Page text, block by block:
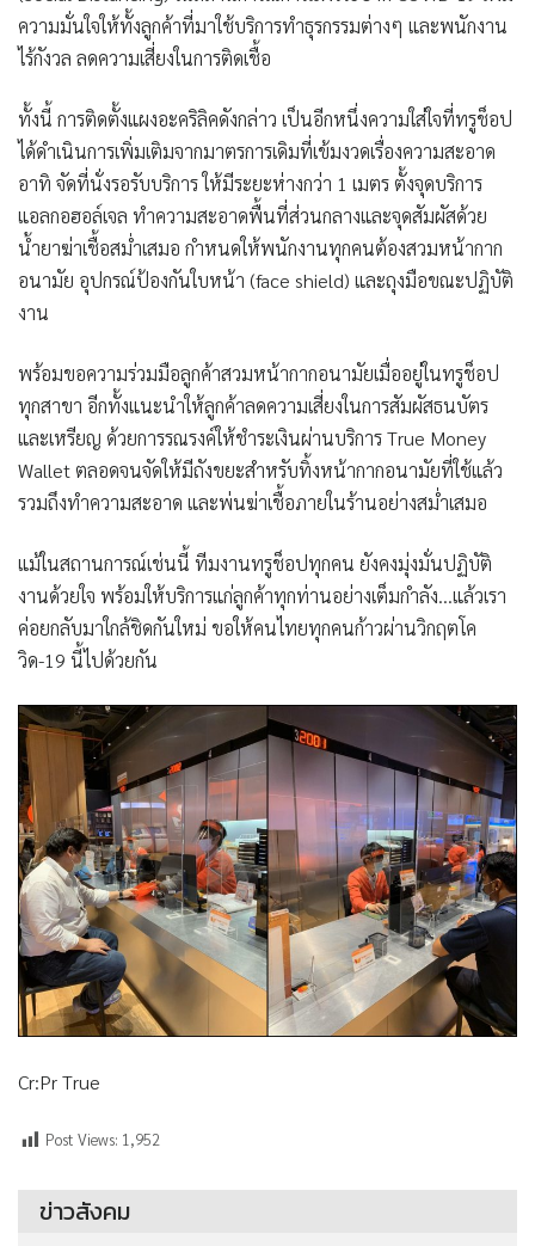
ความมั่นใจให้ทั้งลูกค้าที่มาใช้บริการทำธุรกรรมต่างๆ และพนักงาน
ไร้กังวล ลดความเสี่ยงในการติดเชื้อ
ทั้งนี้ การติดตั้งแผงอะคริลิคดังกล่าว เป็นอีกหนึ่งความใส่ใจที่ทรูช็อป
ได้ดำเนินการเพิ่มเติมจากมาตรการเดิมที่เข้มงวดเรื่องความสะอาด
อาทิ จัดที่นั่งรอรับบริการ ให้มีระยะห่างกว่า 1 เมตร ตั้งจุดบริการ
แอลกอฮอล์เจล ทำความสะอาดพื้นที่ส่วนกลางและจุดสัมผัสด้วย
น้ำยาฆ่าเชื้อสม่ำเสมอ กำหนดให้พนักงานทุกคนต้องสวมหน้ากาก
อนามัย อุปกรณ์ป้องกันใบหน้า (face shield) และถุงมือขณะปฏิบัติ
งาน
พร้อมขอความร่วมมือลูกค้าสวมหน้ากากอนามัยเมื่ออยู่ในทรูช็อป
ทุกสาขา อีกทั้งแนะนำให้ลูกค้าลดความเสี่ยงในการสัมผัสธนบัตร
และเหรียญ ด้วยการรณรงค์ให้ชำระเงินผ่านบริการ True Money
Wallet ตลอดจนจัดให้มีถังขยะสำหรับทิ้งหน้ากากอนามัยที่ใช้แล้ว
รวมถึงทำความสะอาด และพ่นฆ่าเชื้อภายในร้านอย่างสม่ำเสมอ
แม้ในสถานการณ์เช่นนี้ ทีมงานทรูช็อปทุกคน ยังคงมุ่งมั่นปฏิบัติ
งานด้วยใจ พร้อมให้บริการแก่ลูกค้าทุกท่านอย่างเต็มกำลัง…แล้วเรา
ค่อยกลับมาใกล้ชิดกันใหม่ ขอให้คนไทยทุกคนก้าวผ่านวิกฤตโค
วิด-19 นี้ไปด้วยกัน
Cr:Pr True
Post Views: 1,952
ข่าวสังคม